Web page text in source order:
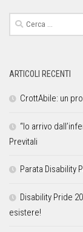
ARTICOLI RECENTI
CrottAbile: un
“Io arrivo
Previtali
Parata Disability
Disability Pride
esistere!